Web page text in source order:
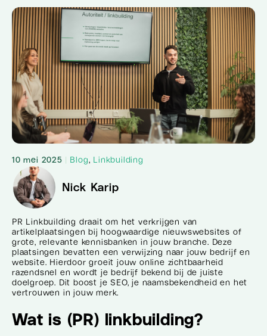
Nick Karip
10 mei 2025 | Blog, Linkbuilding
PR Linkbuilding draait om het verkrijgen van
artikelplaatsingen bij hoogwaardige nieuwswebsites of
grote, relevante kennisbanken in jouw branche. Deze
plaatsingen bevatten een verwijzing naar jouw bedrijf en
website. Hierdoor groeit jouw online zichtbaarheid
razendsnel en wordt je bedrijf bekend bij de juiste
doelgroep. Dit boost je SEO, je naamsbekendheid en het
vertrouwen in jouw merk.
Wat is (PR) linkbuilding?